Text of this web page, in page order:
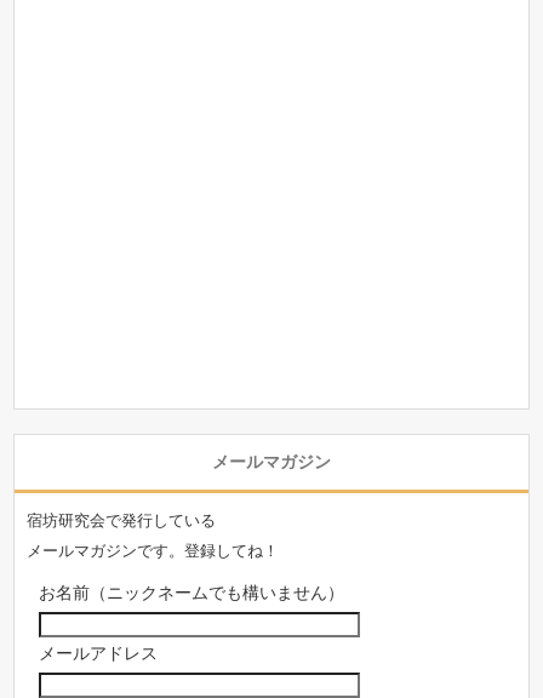
メールマガジン
宿坊研究会で発行している
メールマガジンです。登録してね！
お名前（ニックネームでも構いません）
メールアドレス